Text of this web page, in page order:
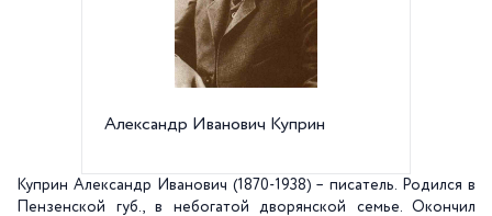
Александр Иванович Куприн
Куприн Александр Иванович (1870-1938) – писатель. Родился в
Пензенской губ., в небогатой дворянской семье. Окончил